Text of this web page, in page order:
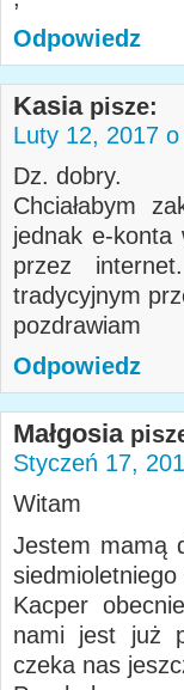
Odpowiedz
Kasia pisze:
Luty 12, 2017
Dz. dobry.
Chciałabym
jednak e-konta
przez
tradycyjnym
pozdrawiam
Odpowiedz
Małgosia
Styczeń 17,
Witam
Jestem mamą
siedmioletniego
Kacper
nami jest już
czeka nas